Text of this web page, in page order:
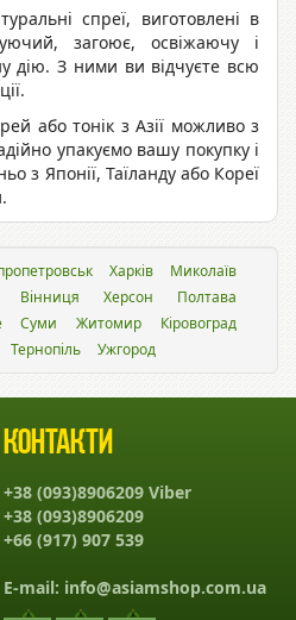
спреї, виготовлені в
загоює, освіжаючу і
дію. З ними ви відчуєте всю
або тонік з Азії можливо з
упакуємо вашу покупку і
з Японії, Таїланду або Кореї
Харків
Миколаїв
Вінниця Херсон
Полтава
Суми Житомир
Кіровоград
Тернопіль Ужгород
Контакти
+38 (093)8906209 Viber
+38 (093)8906209
+66 (917) 907 539
E-mail: info@asiamshop.com.ua